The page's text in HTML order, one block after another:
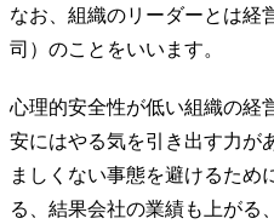
なお、組織のリーダーとは経
司）のことをいいます。
心理的安全性が低い組織の経
安にはやる気を引き出す力が
ましくない事態を避けるため
る、結果会社の業績も上がる